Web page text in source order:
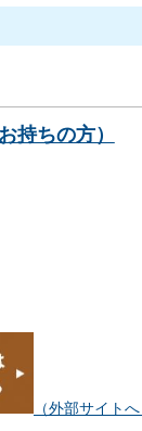
持ちの方）
（外部サイトへ